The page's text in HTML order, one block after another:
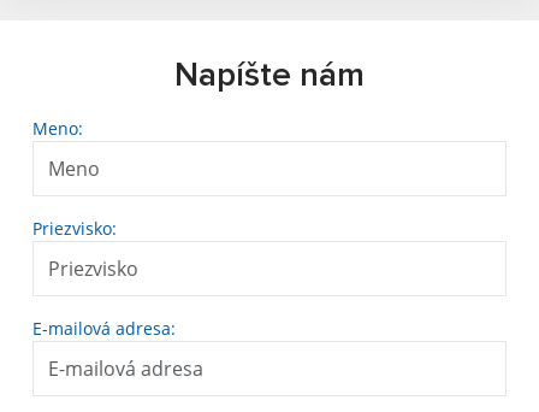
Napíšte nám
Meno:
Priezvisko:
E-mailová adresa: